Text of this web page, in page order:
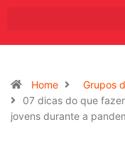
Home
Grupos
07 dicas do que
jovens durante a